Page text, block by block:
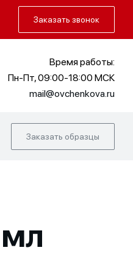
Заказать звонок
Время работы:
Пн-Пт, 09:00-18:00 МСК
mail@ovchenkova.ru
Заказать образцы